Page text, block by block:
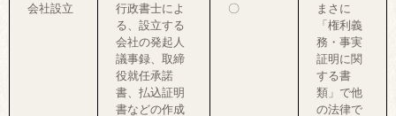
会社設立
行政書士によ
る、設立する
会社の発起人
議事録、取締
役就任承諾
書、払込証明
書などの作成
〇
まさに
「権利義
務・事実
証明に関
する書
類」で他
の法律で